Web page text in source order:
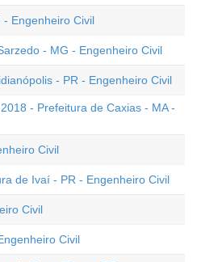
- Engenheiro Civil
- MG - Engenheiro Civil
- PR - Engenheiro Civil
- Prefeitura de Caxias - MA -
Civil
de Ivaí - PR - Engenheiro Civil
Civil
Civil